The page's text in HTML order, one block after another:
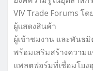
VIV Trade Forums โ
ผู้แสดงสินค้า
ผู้เข้าชมงาน และพันธ
พร้อมเสริมสร้างความ
แพลตฟอร์มที่เชื่อมโยง